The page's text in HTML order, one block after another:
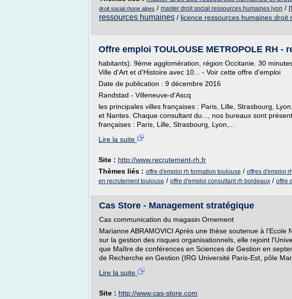
droit social rhone alpes / master droit social ressources humaines lyon /
ressources humaines / licence ressources humaines droit
Offre emploi TOULOUSE METROPOLE RH -
habitants). 9ème agglomération, région Occitanie. 30
Ville d'Art et d'Histoire avec 10... - Voir cette offre d'emploi
Date de publication : 9 décembre 2016
Randstad - Villeneuve-d'Ascq
les principales villes françaises : Paris, Lille, Strasbourg,
et Nantes. Chaque consultant du..., nos bureaux sont
françaises : Paris, Lille, Strasbourg, Lyon,...
Lire la suite
Site : http://www.recrutement-rh.fr
Thèmes liés : offre d'emploi rh formation toulouse / offres d'emploi
en recrutement toulouse / offre d'emploi consultant rh bordeaux / offre
Cas Store - Management stratégique
Cas communication du magasin Ornement
Marianne ABRAMOVICI Après une thèse soutenue à l'Ecole
sur la gestion des risques organisationnels, elle rejoint
que Maître de conférences en Sciences de Gestion en
de Recherche en Gestion (IRG Université Paris-Est, pôle
Lire la suite
Site : http://www.cas-store.com